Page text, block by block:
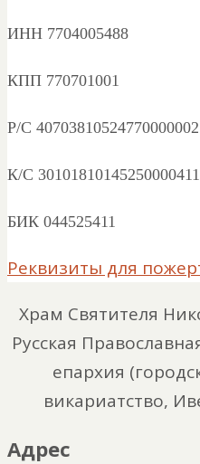
ИНН 7704005488
КПП 770701001
Р/С 40703810524770000002
К/С 30101810145250000411
БИК 044525411
Реквизиты для
Храм Святителя
Русская
епархия
викариатство,
Адрес